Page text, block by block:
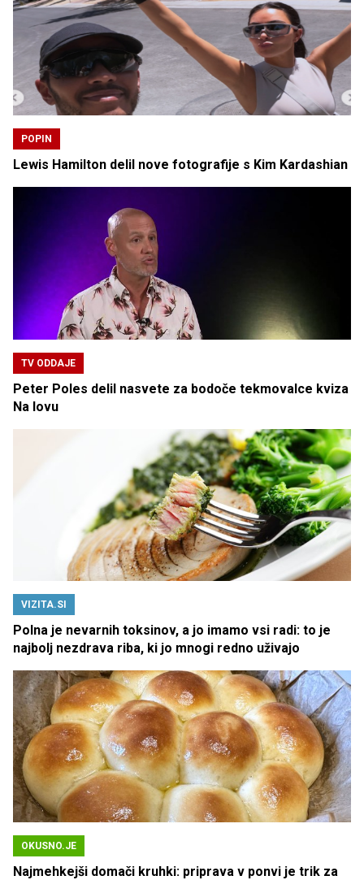
POPIN
Lewis Hamilton delil nove fotografije s Kim Kardashian
TV ODDAJE
Peter Poles delil nasvete za bodoče tekmovalce kviza
Na lovu
VIZITA.SI
Polna je nevarnih toksinov, a jo imamo vsi radi: to je
najbolj nezdrava riba, ki jo mnogi redno uživajo
OKUSNO.JE
Najmehkejši domači kruhki: priprava v ponvi je trik za